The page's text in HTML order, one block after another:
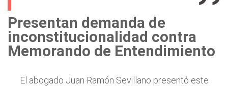
Presentan demanda de
inconstitucionalidad contra
Memorando de Entendimiento
El abogado Juan Ramón Sevillano presentó este